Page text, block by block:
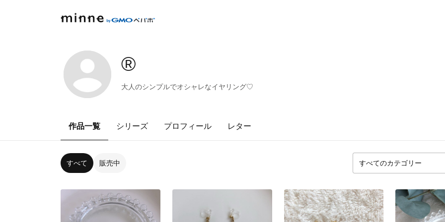
®️
大人のシンプルでオシャレなイヤリング♡
作品一覧 シリーズ プロフィール レター
すべて 販売中